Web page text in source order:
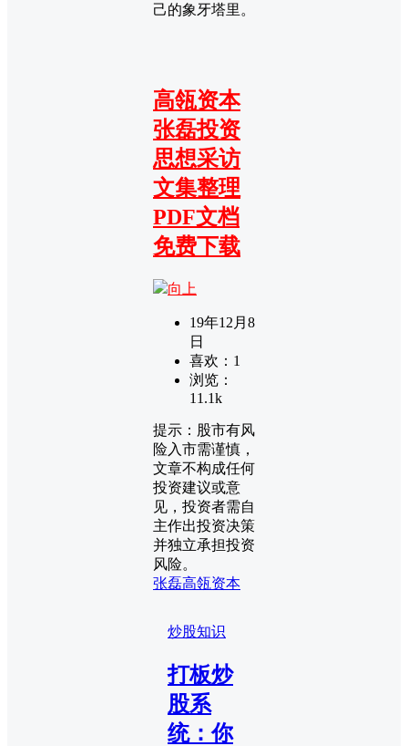
己的象牙塔里。
高瓴资本
张磊投资
思想采访
文集整理
PDF文档
免费下载
向上
19年12月8
日
喜欢： 1
浏览：
11.1k
提示：股市有风
险入市需谨慎，
文章不构成任何
投资建议或意
见，投资者需自
主作出投资决策
并独立承担投资
风险。
张磊高瓴资本
炒股知识
打板炒
股系
统：你